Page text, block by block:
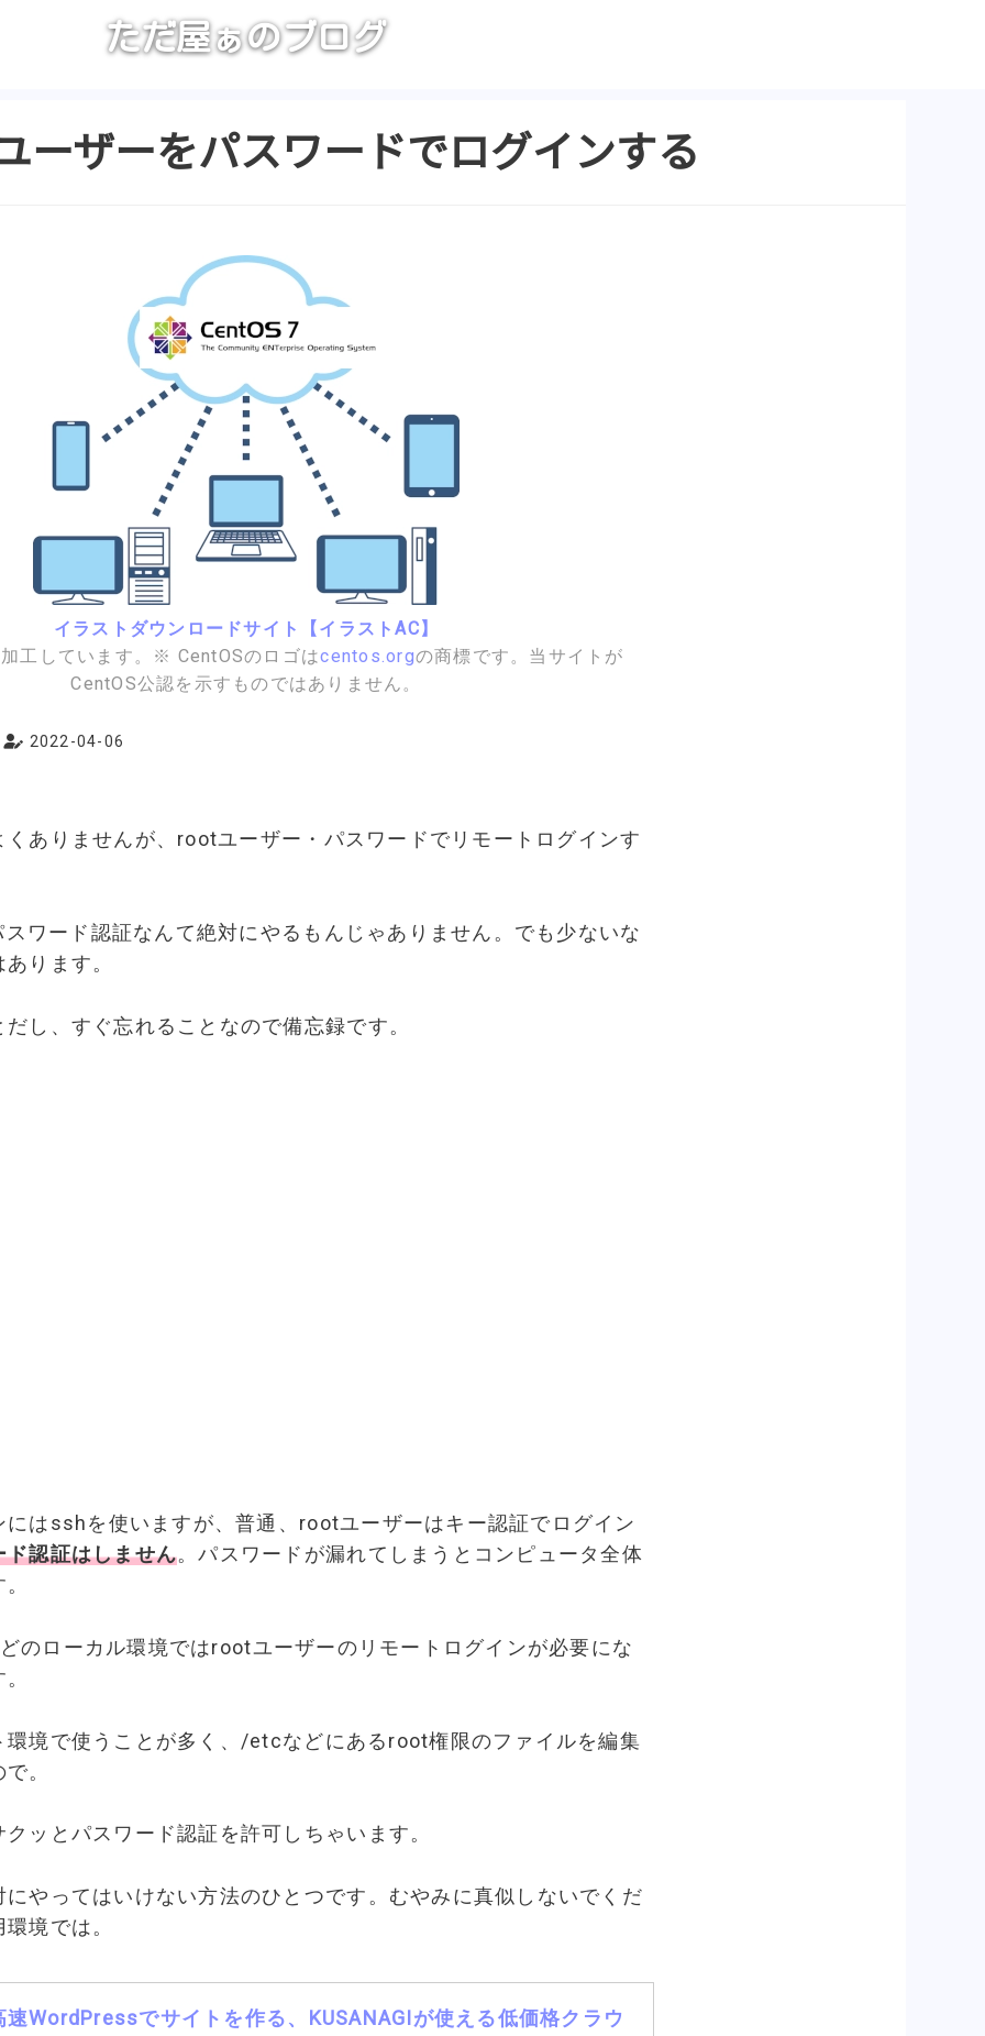
ただ屋ぁのブログ
ーザーをパスワードでログインする
イラストダウンロードサイト【イラストAC】
工しています。※ CentOSのロゴはcentos.orgの商標です。当サイトが
CentOS公認を示すものではありません。
2022-04-06
くありませんが、rootユーザー・パスワードでリモートログインす
ワード認証なんて絶対にやるもんじゃありません。でも少ないな
ります。
し、すぐ忘れることなので備忘録です。
にはsshを使いますが、普通、rootユーザーはキー認証でログイン
ド認証はしません。パスワードが漏れてしまうとコンピュータ全体
のローカル環境ではrootユーザーのリモートログインが必要にな
環境で使うことが多く、/etcなどにあるroot権限のファイルを編集
。
ッとパスワード認証を許可しちゃいます。
にやってはいけない方法のひとつです。むやみに真似しないでくだ
境では。
WordPressでサイトを作る、KUSANAGIが使える低価格クラウ